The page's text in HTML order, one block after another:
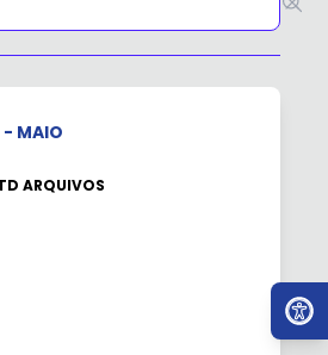
- MAIO
ARQUIVOS
Ir